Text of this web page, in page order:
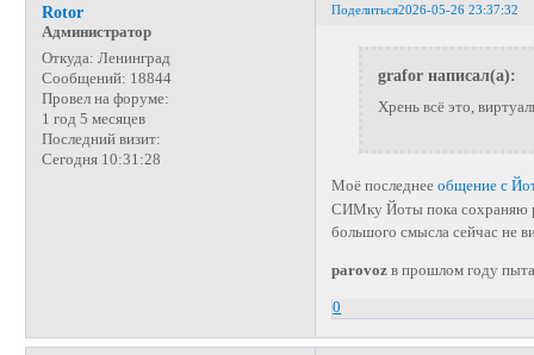
Поделиться2026-05-26 23:37:32
Rotor
Администратор
Откуда: Ленинград
Сообщений: 18844
Провел на форуме:
1 год 5 месяцев
Последний визит:
Сегодня 10:31:28
grafor написал(а):
Хрень всё это,
Моё последнееобщение с
СИМку Йоты пока сохраняю
большого смысла сейчас не
parovoz в прошлом году
0